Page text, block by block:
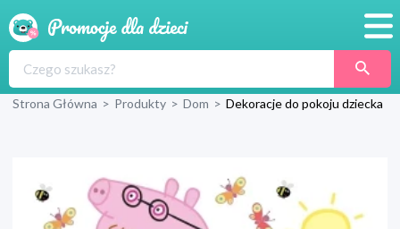
Produkty
Blog
Strona Główna > Produkty > Dom > Dekoracje do pokoju dziecka